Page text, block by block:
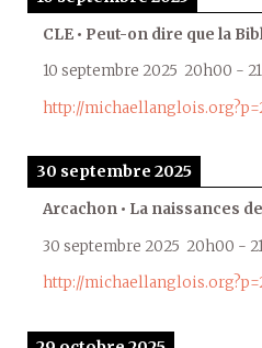
CLE • Peut-on dire que la
10 septembre 2025 20h00 -
http://
30 septembre 2025
Arcachon • La naissances
30 septembre 2025 20h00 -
http://